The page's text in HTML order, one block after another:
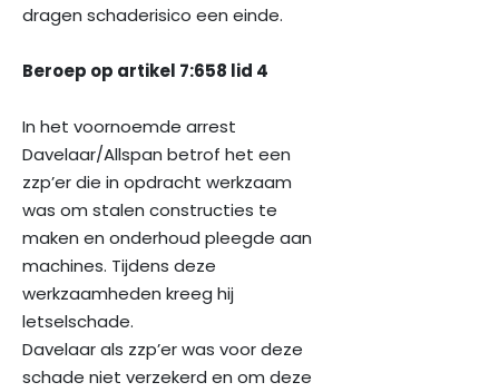
dragen schaderisico een einde.
Beroep op artikel 7:658 lid 4
In het voornoemde arrest
Davelaar/Allspan betrof het een
zzp’er die in opdracht werkzaam
was om stalen constructies te
maken en onderhoud pleegde aan
machines. Tijdens deze
werkzaamheden kreeg hij
letselschade.
Davelaar als zzp’er was voor deze
schade niet verzekerd en om deze